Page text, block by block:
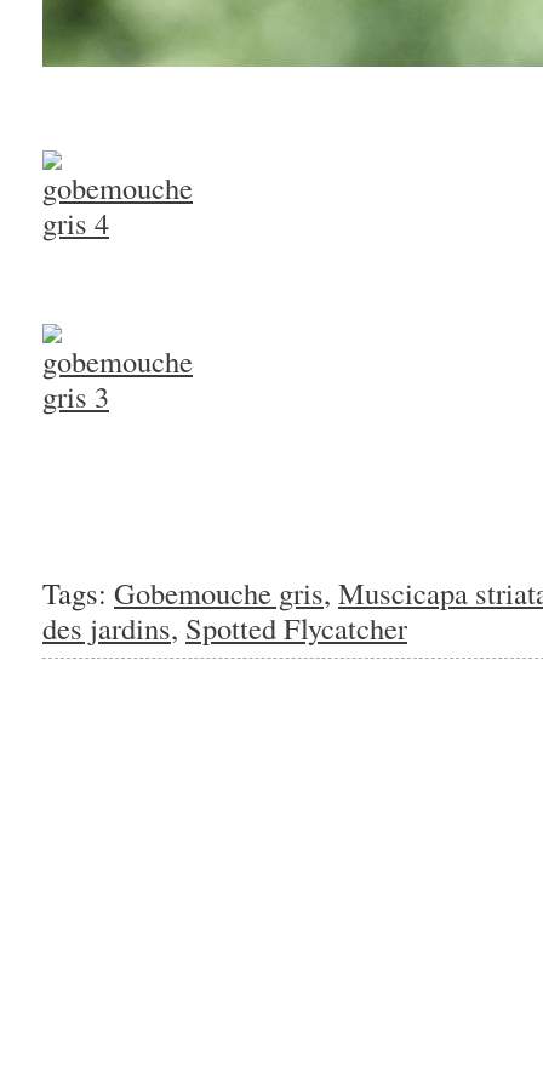
Tags: Gobemouche gris, Muscicapa
des jardins, Spotted Flycatcher